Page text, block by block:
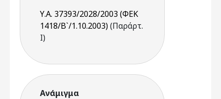
Υ.Α. 37393/2028/2003 (ΦΕΚ
1418/Β`/1.10.2003)(Παράρτ.
Ι)
Ανάμιγμα